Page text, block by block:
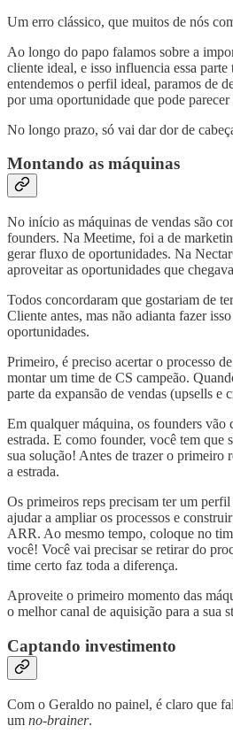
Um erro clássico, que muitos de nós
Ao longo do papo falamos sobre a
cliente ideal, e isso influencia essa
entendemos o perfil ideal, paramos de
por uma oportunidade que pode parecer
No longo prazo, só vai dar dor de
Montando as máquinas
No início as máquinas de vendas são
founders. Na Meetime, foi a de
gerar fluxo de oportunidades. Na
aproveitar as oportunidades que
Todos concordaram que gostariam de
Cliente antes, mas não adianta fazer
oportunidades.
Primeiro, é preciso acertar o processo
montar um time de CS campeão.
parte da expansão de vendas (upsells e
Em qualquer máquina, os founders vão
estrada. E como founder, você tem que
sua solução! Antes de trazer o primeiro
a estrada.
Os primeiros reps precisam ter um
ajudar a ampliar os processos e
ARR. Ao mesmo tempo, coloque no
você! Você vai precisar se retirar do
time certo faz toda a diferença.
Aproveite o primeiro momento das
o melhor canal de aquisição para a sua
Captando investimento
Com o Geraldo no painel, é claro que
um no-brainer.